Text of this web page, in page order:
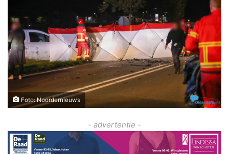
Foto: Noordernieuws
- advertentie -